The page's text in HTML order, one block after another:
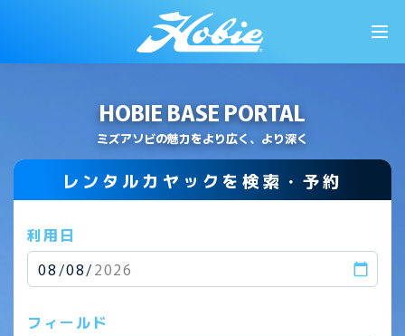
HOBIE BASE PORTAL
ミズアソビの魅力をより広く、より深く
レンタルカヤックを検索・予約
利用日
フィールド